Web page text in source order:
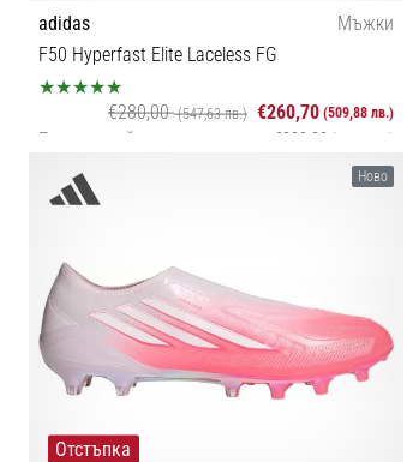
adidas Мъжки
F50 Hyperfast Elite Laceless FG
€280,00(547,63 лв.) €260,70 (509,88 лв.)
Последна най-ниска цена €280,00 (547,63 лв.)
40 42⅔ 43⅓ 44 44⅔ 45⅓ 46 46⅔ 47⅓ 48
Ново
Отстъпка